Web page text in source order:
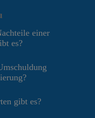
einer
es?
gibt es?